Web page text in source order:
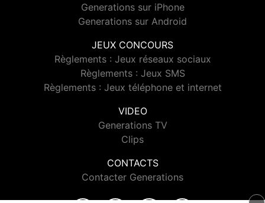
Generations sur iPhone
Generations sur Android
JEUX CONCOURS
Règlements : Jeux réseaux sociaux
Règlements : Jeux SMS
Règlements : Jeux téléphone et internet
VIDEO
Generations TV
Clips
CONTACTS
Contacter Generations